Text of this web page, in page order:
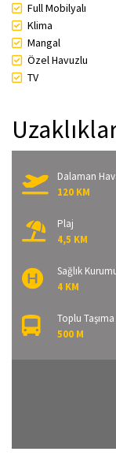
Full Mobilyalı
Klima
Mangal
Özel Havuzlu
TV
Dalaman
120 KM
Plaj
4,5 KM
Sağlık
4 KM
Toplu Taşıma
500 M